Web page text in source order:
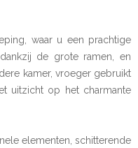
waar u een prachtige
de grote ramen, en
kamer, vroeger gebruikt
uitzicht op het charmante
elementen, schitterende